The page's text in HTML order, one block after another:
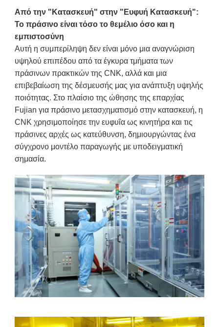
Από την "Κατασκευή" στην "Ευφυή Κατασκευή":
Το πράσινο είναι τόσο το θεμέλιο όσο και η
εμπιστοσύνη
Αυτή η συμπερίληψη δεν είναι μόνο μια αναγνώριση
υψηλού επιπέδου από τα έγκυρα τμήματα των
πράσινων πρακτικών της CNK, αλλά και μια
επιβεβαίωση της δέσμευσής μας για ανάπτυξη υψηλής
ποιότητας. Στο πλαίσιο της ώθησης της επαρχίας
Fujian για πράσινο μετασχηματισμό στην κατασκευή, η
CNK χρησιμοποίησε την ευφυΐα ως κινητήρα και τις
πράσινες αρχές ως κατεύθυνση, δημιουργώντας ένα
σύγχρονο μοντέλο παραγωγής με υποδειγματική
σημασία.